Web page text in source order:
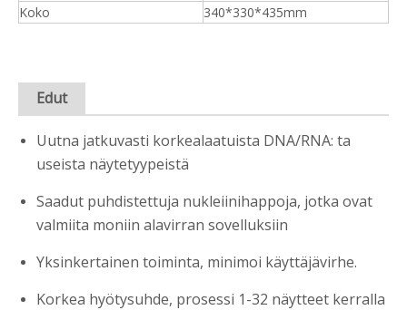
Koko
340*330*435mm
Edut
Uutna jatkuvasti korkealaatuista DNA/RNA: ta
useista näytetyypeistä
Saadut puhdistettuja nukleiinihappoja, jotka ovat
valmiita moniin alavirran sovelluksiin
Yksinkertainen toiminta, minimoi käyttäjävirhe.
Korkea hyötysuhde, prosessi 1-32 näytteet kerralla